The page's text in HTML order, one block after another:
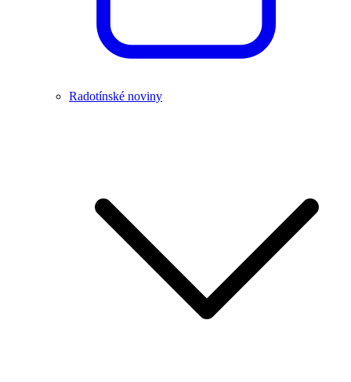
Radotínské noviny